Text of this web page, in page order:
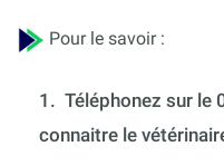
Pour le savoir :
1. Téléphonez sur le
connaitre le